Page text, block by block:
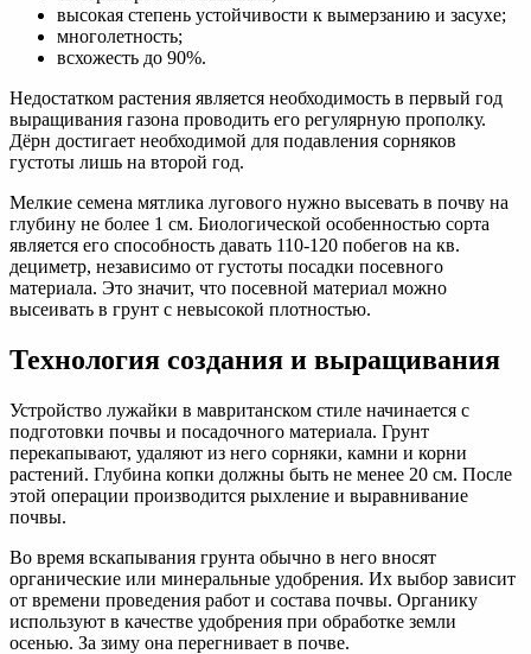
высокая степень устойчивости к вымерзанию и засухе;
многолетность;
всхожесть до 90%.
Недостатком растения является необходимость в первый год
выращивания газона проводить его регулярную прополку.
Дёрн достигает необходимой для подавления сорняков
густоты лишь на второй год.
Мелкие семена мятлика лугового нужно высевать в почву на
глубину не более 1 см. Биологической особенностью сорта
является его способность давать 110-120 побегов на кв.
дециметр, независимо от густоты посадки посевного
материала. Это значит, что посевной материал можно
высеивать в грунт с невысокой плотностью.
Технология создания и выращивания
Устройство лужайки в мавританском стиле начинается с
подготовки почвы и посадочного материала. Грунт
перекапывают, удаляют из него сорняки, камни и корни
растений. Глубина копки должны быть не менее 20 см. После
этой операции производится рыхление и выравнивание
почвы.
Во время вскапывания грунта обычно в него вносят
органические или минеральные удобрения. Их выбор зависит
от времени проведения работ и состава почвы. Органику
используют в качестве удобрения при обработке земли
осенью. За зиму она перегнивает в почве.